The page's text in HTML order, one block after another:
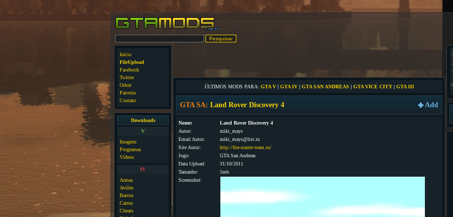
Início
FileUpload
Facebook
Twitter
Orkut
Parceria
Contato
Downloads
V
Imagens
Programas
Vídeos
IV
Armas
Aviões
Barcos
Carros
Cheats
ÚLTIMOS MODS PARA: GTA V| GTA IV| GTA SAN ANDREAS | GTA VICE CITY| GTA III
GTA SA: Land Rover Discovery 4 Add
Nome:
Land Rover Discovery 4
Autor:
miki_mays
Email Autor:
miki_mays@list.ru
Site Autor:
http://fire-starter-team.ru/
Jogo:
GTA San Andreas
Data Upload:
31/10/2011
Tamanho:
5mb
Screenshot: